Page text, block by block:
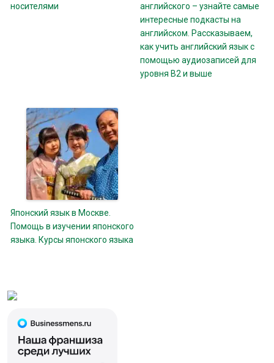
носителями
английского – узнайте самые
интересные подкасты на
английском. Рассказываем,
как учить английский язык с
помощью аудиозаписей для
уровня B2 и выше
Японский язык в Москве.
Помощь в изучении японского
языка. Курсы японского языка